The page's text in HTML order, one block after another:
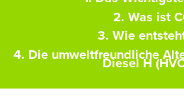
2. Was ist
3. Wie
4. Die umweltfreundliche
Diesel H